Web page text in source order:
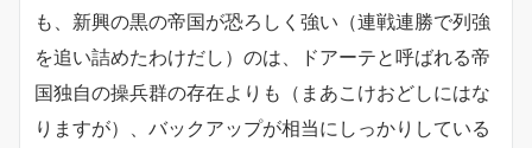
も、新興の黒の帝国が恐ろしく強い（連戦連勝で列強
を追い詰めたわけだし）のは、ドアーテと呼ばれる帝
国独自の操兵群の存在よりも（まあこけおどしにはな
りますが）、バックアップが相当にしっかりしている